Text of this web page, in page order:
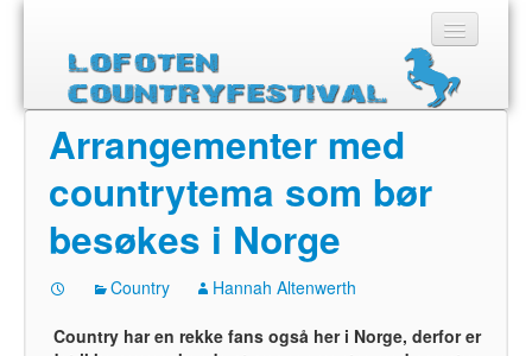
Hjem
Arrangementer med
countrytema som bør
besøkes i Norge
Country Hannah Altenwerth
Country har en rekke fans også her i Norge, derfor er